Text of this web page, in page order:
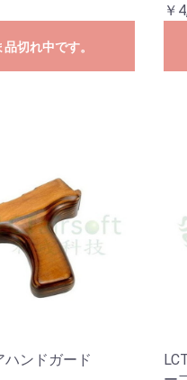
切れ中です。
￥
ハンドガード